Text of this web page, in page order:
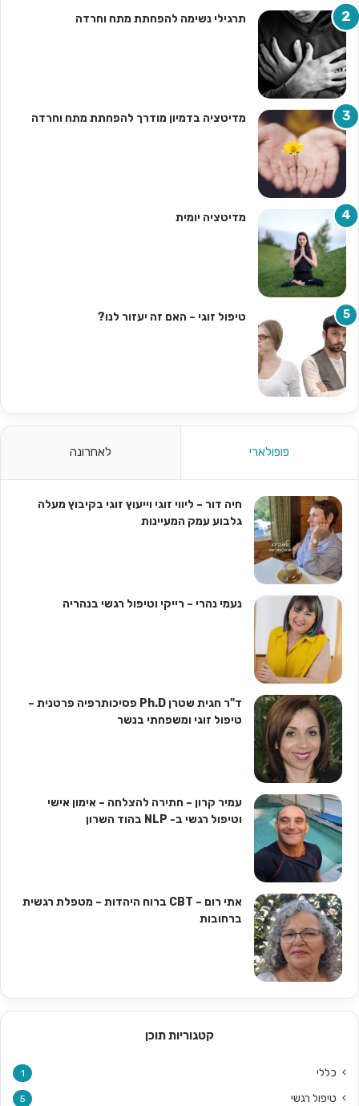
תרגילי נשימה להפחתת מתח וחרדה
מדיטציה בדמיון מודרך להפחתת מתח וחרדה
מדיטציה יומית
טיפול זוגי – האם זה יעזור לנו?
פופולארי לאחרונה
חיה דור – ליווי זוגי וייעוץ זוגי בקיבוץ מעלה
גלבוע עמק המעיינות
נעמי נהרי – רייקי וטיפול רגשי בנהריה
ד"ר חגית שטרן Ph.D פסיכותרפיה פרטנית –
טיפול זוגי ומשפחתי בנשר
עמיר קרון – חתירה להצלחה – אימון אישי
וטיפול רגשי ב- NLP בהוד השרון
אתי רום – CBT ברוח היהדות – מטפלת רגשית
ברחובות
קטגוריות תוכן
כללי 1
טיפול רגשי 5